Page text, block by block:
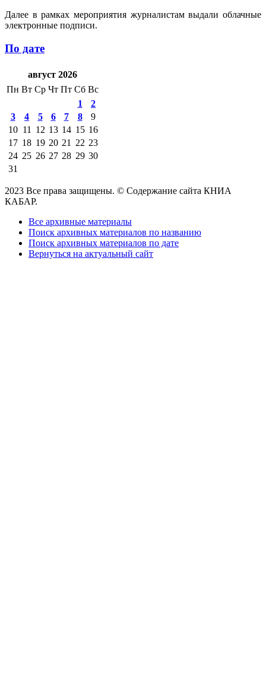
Далее в рамках мероприятия журналистам выдали облачные
электронные подписи.
По дате
август 2026
Пн Вт Ср Чт Пт Сб Вс
1
2
3
4 5 6 7 8
9
10 11 12 13 14 15 16
17 18 19 20 21 22 23
24 25 26 27 28 29 30
31
2023 Все права защищены. © Содержание сайта КНИА
КАБАР.
Все архивные материалы
Поиск архивных материалов по названию
Поиск архивных материалов по дате
Вернуться на актуальный сайт